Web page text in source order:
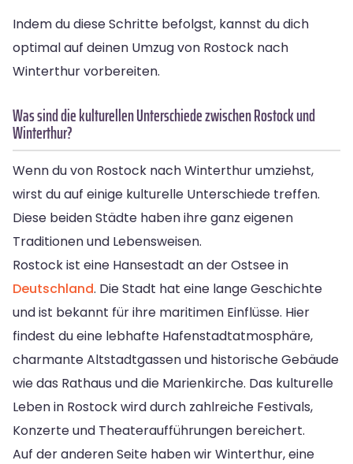
Indem du diese Schritte befolgst, kannst du dich
optimal auf deinen Umzug von Rostock nach
Winterthur vorbereiten.
Was sind die kulturellen Unterschiede zwischen Rostock und
Winterthur?
Wenn du von Rostock nach Winterthur umziehst,
wirst du auf einige kulturelle Unterschiede treffen.
Diese beiden Städte haben ihre ganz eigenen
Traditionen und Lebensweisen.
Rostock ist eine Hansestadt an der Ostsee in
Deutschland. Die Stadt hat eine lange Geschichte
und ist bekannt für ihre maritimen Einflüsse. Hier
findest du eine lebhafte Hafenstadtatmosphäre,
charmante Altstadtgassen und historische Gebäude
wie das Rathaus und die Marienkirche. Das kulturelle
Leben in Rostock wird durch zahlreiche Festivals,
Konzerte und Theateraufführungen bereichert.
Auf der anderen Seite haben wir Winterthur, eine